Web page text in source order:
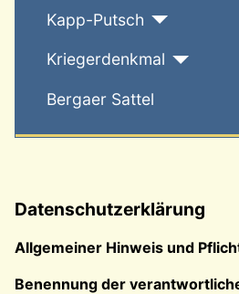
Kapp-Putsch
Kriegerdenkmal
Bergaer Sattel
Datenschutzerklärung
Allgemeiner Hinweis und
Benennung der